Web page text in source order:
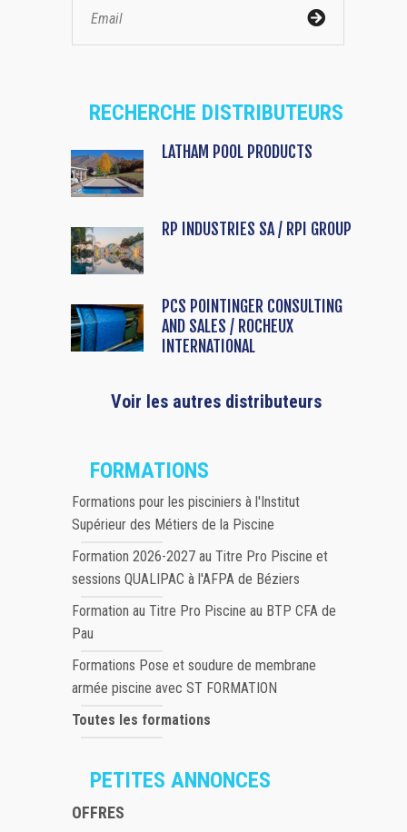
RECHERCHE DISTRIBUTEURS
LATHAM POOL PRODUCTS
RP INDUSTRIES SA / RPI GROUP
PCS POINTINGER CONSULTING
AND SALES / ROCHEUX
INTERNATIONAL
Voir les autres distributeurs
FORMATIONS
Formations pour les pisciniers à l'Institut
Supérieur des Métiers de la Piscine
Formation 2026-2027 au Titre Pro Piscine et
sessions QUALIPAC à l'AFPA de Béziers
Formation au Titre Pro Piscine au BTP CFA de
Pau
Formations Pose et soudure de membrane
armée piscine avec ST FORMATION
Toutes les formations
PETITES ANNONCES
OFFRES